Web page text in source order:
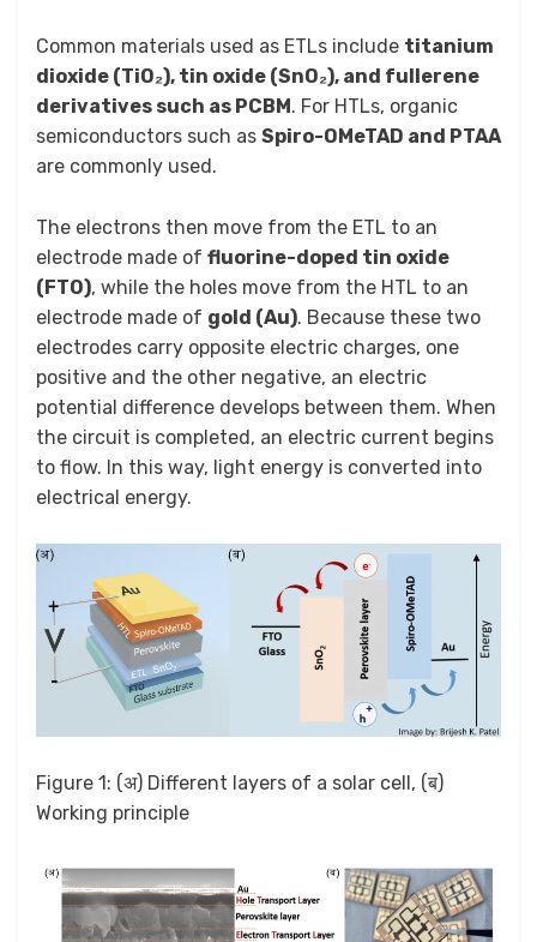
Common materials used as ETLs include titanium
dioxide (TiO₂), tin oxide (SnO₂), and fullerene
derivatives such as PCBM. For HTLs, organic
semiconductors such as Spiro-OMeTAD and PTAA
are commonly used.
The electrons then move from the ETL to an
electrode made of fluorine-doped tin oxide
(FTO), while the holes move from the HTL to an
electrode made of gold (Au). Because these two
electrodes carry opposite electric charges, one
positive and the other negative, an electric
potential difference develops between them. When
the circuit is completed, an electric current begins
to flow. In this way, light energy is converted into
electrical energy.
Figure 1: (अ) Different layers of a solar cell, (ब)
Working principle